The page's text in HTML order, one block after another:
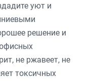
уют и
решение и
не ржавеет, не
токсичных